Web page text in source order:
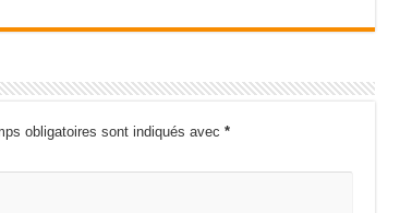
obligatoires sont indiqués avec *